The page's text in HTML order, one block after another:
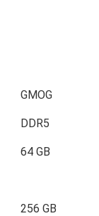
GMOG
DDR5
64 GB
256 GB